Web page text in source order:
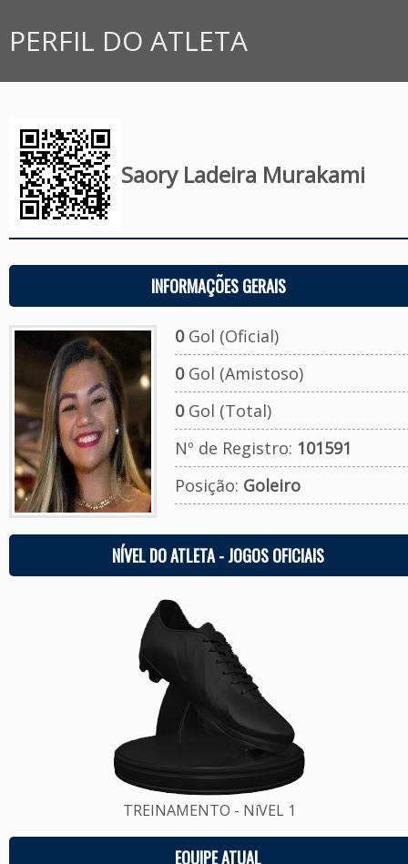
PERFIL DO ATLETA
Saory Ladeira Murakami
INFORMAÇÕES GERAIS
0Gol (Oficial)
0Gol (Amistoso)
0Gol (Total)
Nº de Registro: 101591
Posição: Goleiro
NÍVEL DO ATLETA - JOGOS OFICIAIS
TREINAMENTO - NíVEL 1
EQUIPE ATUAL